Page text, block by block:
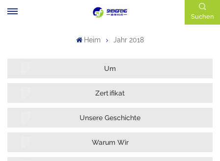
Suchen
Heim Jahr 2018
Um
Zertifikat
Unsere Geschichte
Warum Wir